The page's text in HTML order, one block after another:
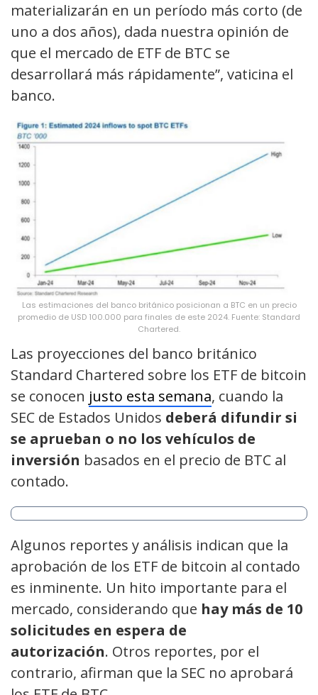
materializarán en un período más corto (de
uno a dos años), dada nuestra opinión de
que el mercado de ETF de BTC se
desarrollará más rápidamente”, vaticina el
banco.
Las estimaciones del banco británico posicionan a BTC en un precio
promedio de USD 100.000 para finales de este 2024. Fuente: Standard
Chartered.
Las proyecciones del banco británico
Standard Chartered sobre los ETF de bitcoin
se conocen justo esta semana, cuando la
SEC de Estados Unidos deberá difundir si
se aprueban o no los vehículos de
inversión basados en el precio de BTC al
contado.
Algunos reportes y análisis indican que la
aprobación de los ETF de bitcoin al contado
es inminente. Un hito importante para el
mercado, considerando que hay más de 10
solicitudes en espera de
autorización. Otros reportes, por el
contrario, afirman que la SEC no aprobará